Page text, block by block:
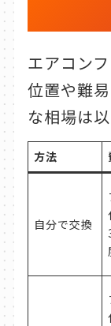
エアコン
位置や難
な相場は
方法
自分で交換